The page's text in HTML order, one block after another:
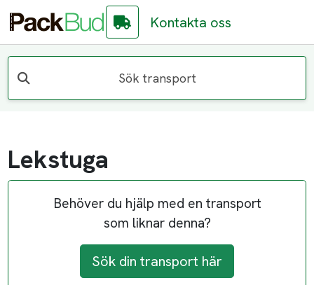
Kontakta oss
Sök transport
Lekstuga
Behöver du hjälp med en transport
som liknar denna?
Sök din transport här